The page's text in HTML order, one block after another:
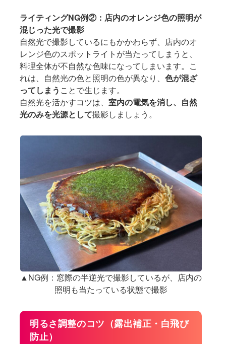
ライティングNG例②：店内のオレンジ色の照明が
混じった光で撮影
自然光で撮影しているにもかかわらず、店内のオ
レンジ色のスポットライトが当たってしまうと、
料理全体が不自然な色味になってしまいます。こ
れは、自然光の色と照明の色が異なり、色が混ざ
ってしまう ことで生じます。
自然光を活かすコツは、室内の電気を消し、自然
光のみを光源として撮影しましょう。
▲NG例：窓際の半逆光で撮影しているが、店内の
照明も当たっている状態で撮影
明るさ調整のコツ（露出補正・白飛び
防止）